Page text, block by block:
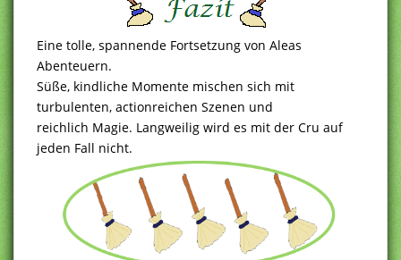
Eine tolle, spannende Fortsetzung von Aleas
Abenteuern.
Süße, kindliche Momente mischen sich mit
turbulenten, actionreichen Szenen und
reichlich Magie. Langweilig wird es mit der Cru auf
jeden Fall nicht.